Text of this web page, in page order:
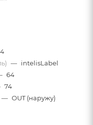
— intelisLabel
64
74
— OUT (наружу)